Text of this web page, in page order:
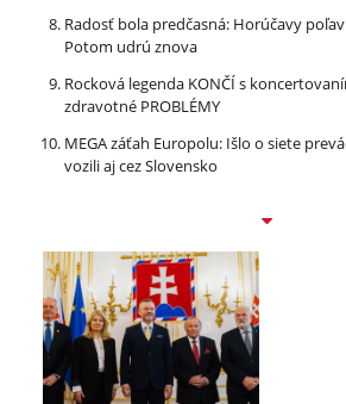
Radosť bola predčasná: Horúčavy
Potom udrú znova
Rocková legenda KONČÍ s
zdravotné PROBLÉMY
MEGA záťah Europolu: Išlo o siete
vozili aj cez Slovensko